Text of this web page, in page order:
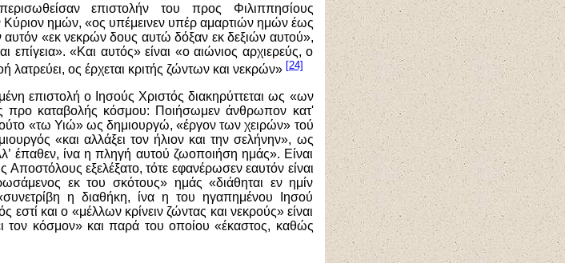
επιστολήν του προς Φιλιππησίους
Κύριον ημών, «ος υπέμεινεν υπέρ αμαρτιών ημών έως
αυτόν «εκ νεκρών δους αυτώ δόξαν εκ δεξιών αυτού»,
επίγεια». «Και αυτός» είναι «ο αιώνιος αρχιερεύς, ο
ος έρχεται κριτής ζώντων και νεκρών» [24]
επιστολή ο Ιησούς Χριστός διακηρύττεται ως «ων
προ καταβολής κόσμου: Ποιήσωμεν άνθρωπον κατ'
«τω Υιώ» ως δημιουργώ, «έργον των χειρών» τού
«και αλλάξει τον ήλιον και την σελήνην», ως
έπαθεν, ίνα η πληγή αυτού ζωοποιήση ημάς». Είναι
εξελέξατο, τότε εφανέρωσεν εαυτόν είναι
εκ του σκότους» ημάς «διάθηται εν ημίν
η διαθήκη, ίνα η του ηγαπημένου Ιησού
και ο «μέλλων κρίνειν ζώντας και νεκρούς» είναι
τον κόσμον» και παρά του οποίου «έκαστος, καθώς